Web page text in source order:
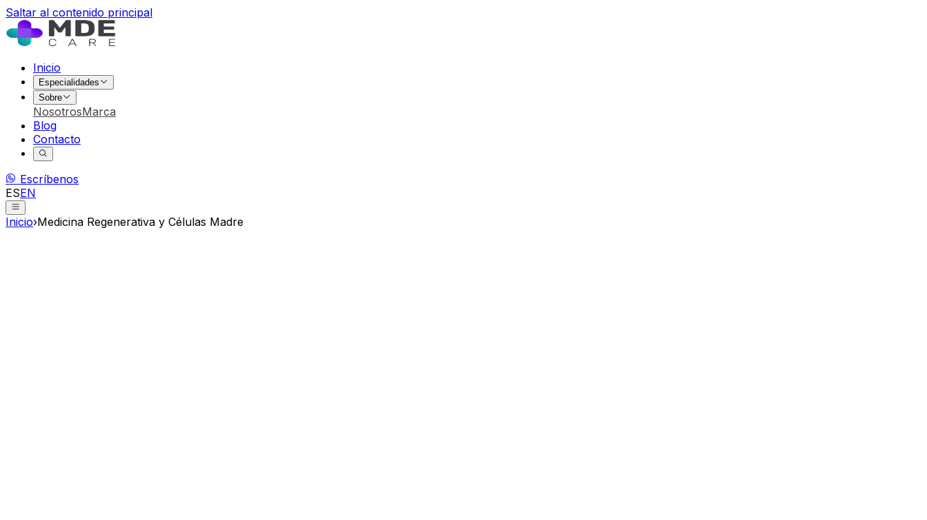
Saltar al contenido principal
Inicio
Especialidades
Sobre
NosotrosMarca
Blog
Contacto
Escríbenos
ESEN
Inicio›Medicina Regenerativa y Células Madre